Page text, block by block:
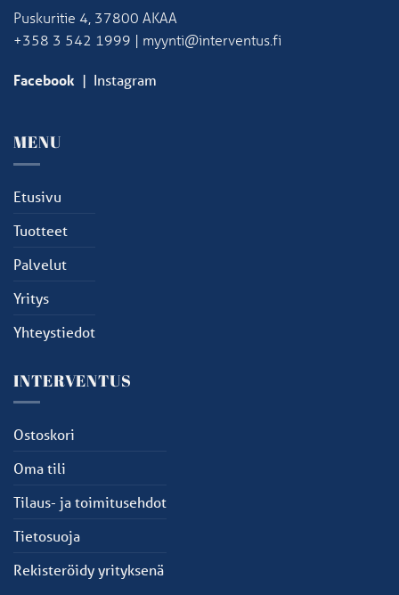
Puskuritie 4, 37800 AKAA
+358 3 542 1999 | myynti@interventus.fi
Facebook | Instagram
MENU
Etusivu
Tuotteet
Palvelut
Yritys
Yhteystiedot
INTERVENTUS
Ostoskori
Oma tili
Tilaus- ja toimitusehdot
Tietosuoja
Rekisteröidy yrityksenä